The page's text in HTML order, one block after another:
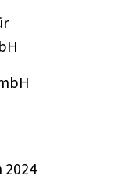
2024